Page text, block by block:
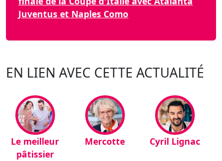
Juventus et Naples Como
EN LIEN AVEC CETTE ACTUALITÉ
Le meilleur
pâtissier
Mercotte Cyril Lignac